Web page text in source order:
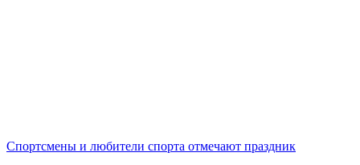
Спортсмены и любители спорта отмечают праздник